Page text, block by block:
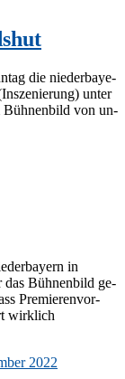
die nie­der­baye­
un­ter
Büh­nen­bild von un­
in
das Büh­nen­bild ge­
Pre­mie­ren­vor­
wirk­lich
2022